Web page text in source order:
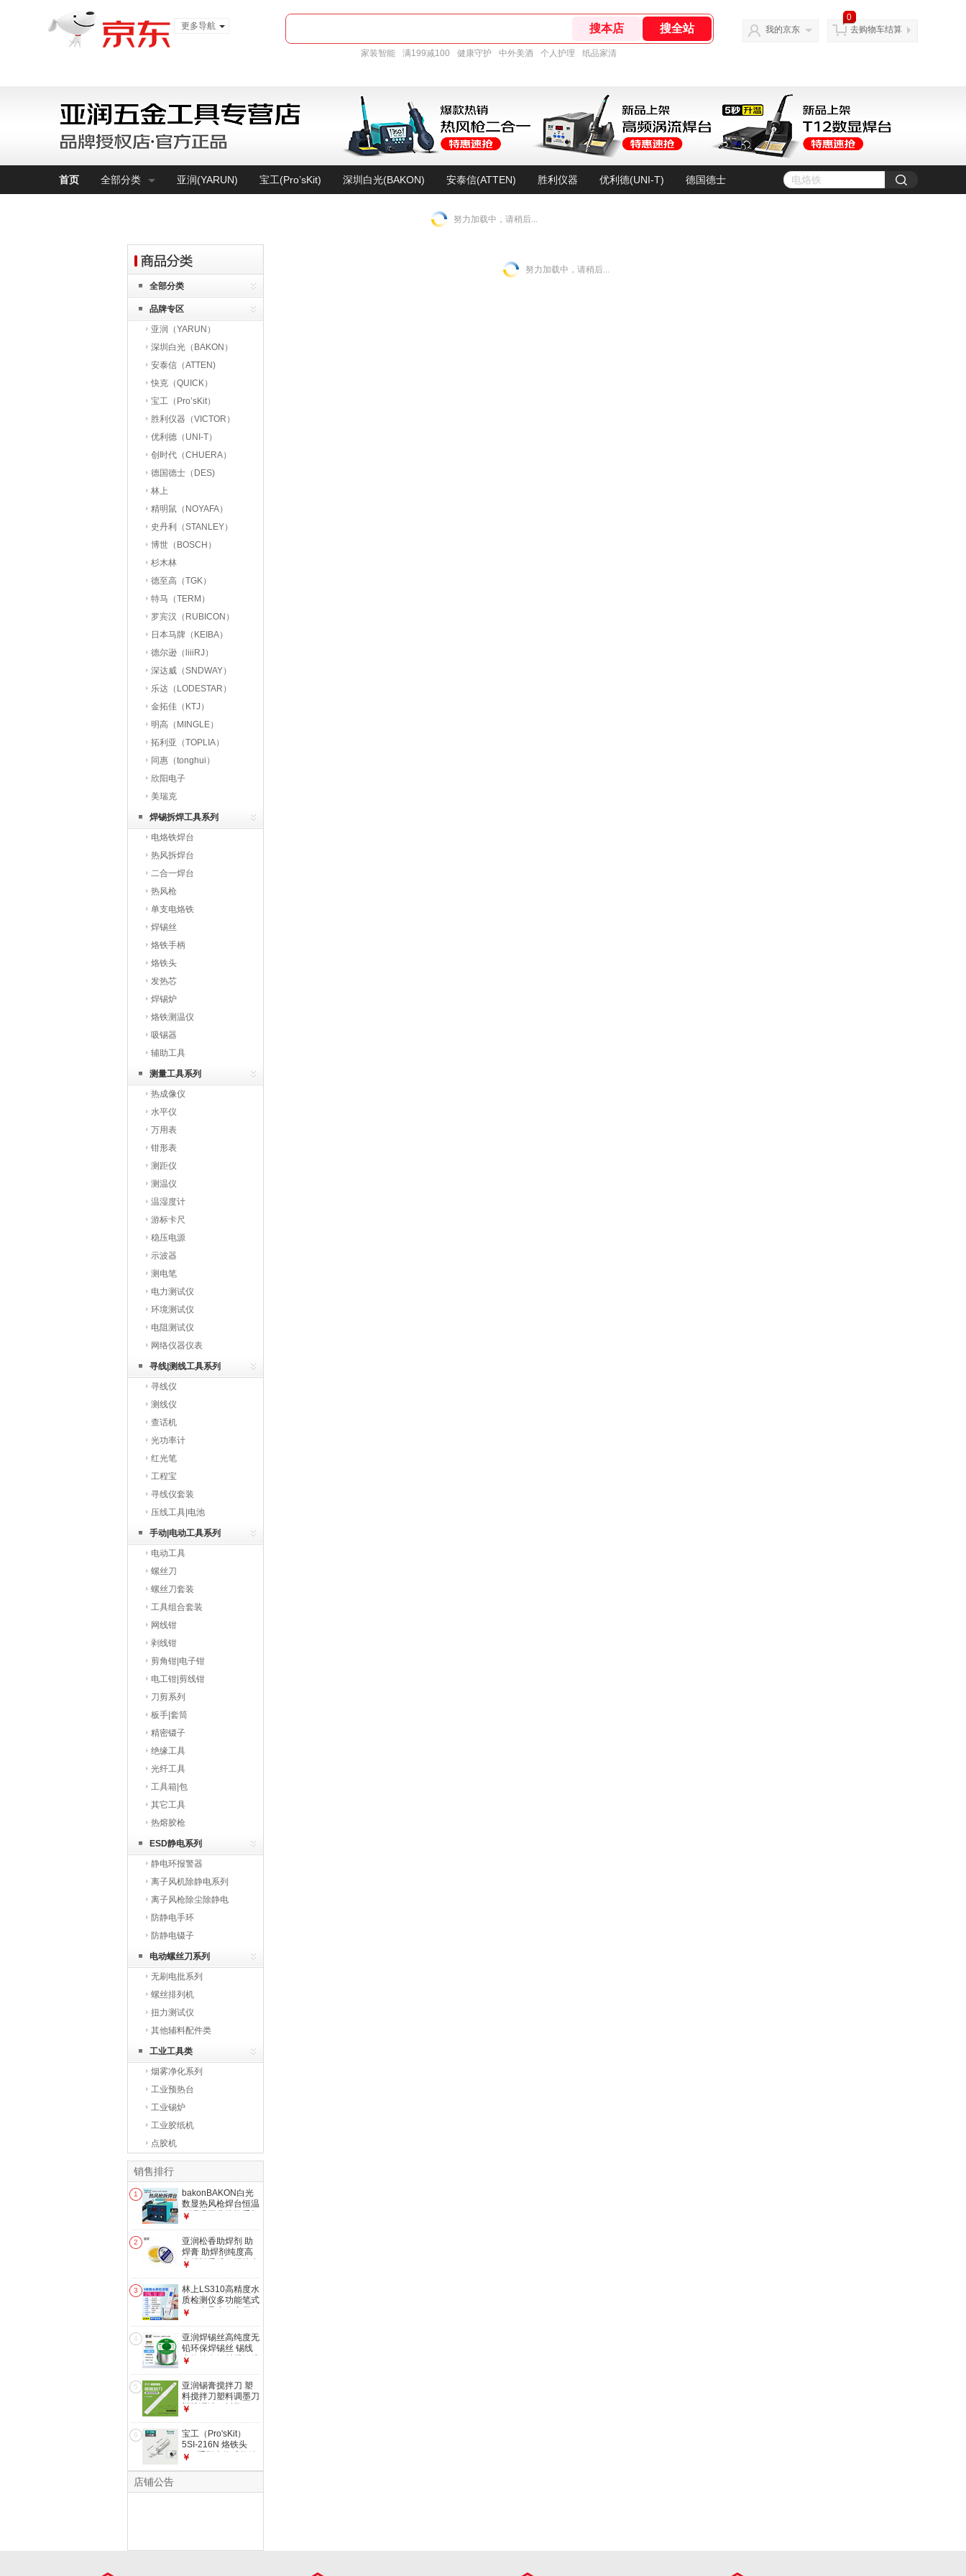
更多导航
家装智能 满199减100 健康守护 中外美酒 个人护理 纸品家清
我的京东
0
去购物车结算
首页 全部分类 亚润(YARUN) 宝工(Pro’sKit) 深圳白光(BAKON) 安泰信(ATTEN) 胜利仪器 优利德(UNI-T) 德国德士
努力加载中，请稍后...
全部分类
品牌专区
亚润（YARUN）
深圳白光（BAKON）
安泰信（ATTEN)
快克（QUICK）
宝工（Pro’sKit）
胜利仪器（VICTOR）
优利德（UNI-T）
创时代（CHUERA）
德国德士（DES)
林上
精明鼠（NOYAFA）
史丹利（STANLEY）
博世（BOSCH）
杉木林
德至高（TGK）
特马（TERM）
罗宾汉（RUBICON）
日本马牌（KEIBA）
德尔逊（liiiRJ）
深达威（SNDWAY）
乐达（LODESTAR）
金拓佳（KTJ）
明高（MINGLE）
拓利亚（TOPLIA）
同惠（tonghui）
欣阳电子
美瑞克
焊锡拆焊工具系列
电烙铁焊台
热风拆焊台
二合一焊台
热风枪
单支电烙铁
焊锡丝
烙铁手柄
烙铁头
发热芯
焊锡炉
烙铁测温仪
吸锡器
辅助工具
测量工具系列
热成像仪
水平仪
万用表
钳形表
测距仪
测温仪
温湿度计
游标卡尺
稳压电源
示波器
测电笔
电力测试仪
环境测试仪
电阻测试仪
网络仪器仪表
寻线|测线工具系列
寻线仪
测线仪
查话机
光功率计
红光笔
工程宝
寻线仪套装
压线工具|电池
手动|电动工具系列
电动工具
螺丝刀
螺丝刀套装
工具组合套装
网线钳
剥线钳
剪角钳|电子钳
电工钳|剪线钳
刀剪系列
板手|套筒
精密镊子
绝缘工具
光纤工具
工具箱|包
其它工具
热熔胶枪
ESD静电系列
静电环报警器
离子风机除静电系列
离子风枪除尘除静电
防静电手环
防静电镊子
电动螺丝刀系列
无刷电批系列
螺丝排列机
扭力测试仪
其他辅料配件类
工业工具类
烟雾净化系列
工业预热台
工业锡炉
工业胶纸机
点胶机
销售排行
1
bakonBAKON白光
数显热风枪焊台恒温
可调温工业烤枪手机
SBK850D丨550W
丨自动休眠
￥
2
亚润松香助焊剂 助
焊膏 助焊剂纯度高
电焊松香维修焊接电
SX-20 高纯度松香
20g
￥
3
林上LS310高精度水
质检测仪多功能笔式
TDS电导率仪家用纯
LS311【可测九项指
标,国家计量认证】
免费开13%专票
￥
4
亚润焊锡丝高纯度无
铅环保焊锡丝 锡线
电烙铁有铅丝焊锡线
500g(丝径0.8mm)
￥
5
亚润锡膏搅拌刀 塑
料搅拌刀塑料调墨刀
塑胶调油刀树脂
YR-GXD-6B 白色款
￥
6
宝工（Pro'sKit）
5SI-216N 烙铁头
900系列内热式烙铁
￥
店铺公告
努力加载中，请稍后...